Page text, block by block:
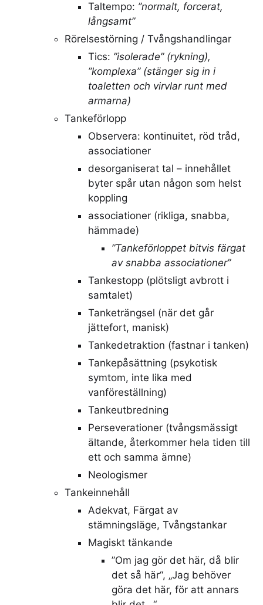
Taltempo: ”normalt, forcerat,
långsamt”
Rörelsestörning / Tvångshandlingar
Tics: ”isolerade” (rykning),
”komplexa” (stänger sig in i
toaletten och virvlar runt med
armarna)
Tankeförlopp
Observera: kontinuitet, röd tråd,
associationer
desorganiserat tal – innehållet
byter spår utan någon som helst
koppling
associationer (rikliga, snabba,
hämmade)
”Tankeförloppet bitvis färgat
av snabba associationer”
Tankestopp (plötsligt avbrott i
samtalet)
Tanketrängsel (när det går
jättefort, manisk)
Tankedetraktion (fastnar i tanken)
Tankepåsättning (psykotisk
symtom, inte lika med
vanföreställning)
Tankeutbredning
Perseverationer (tvångsmässigt
ältande, återkommer hela tiden till
ett och samma ämne)
Neologismer
Tankeinnehåll
Adekvat, Färgat av
stämningsläge, Tvångstankar
Magiskt tänkande
”Om jag gör det här, då blir
det så här“, „Jag behöver
göra det här, för att annars